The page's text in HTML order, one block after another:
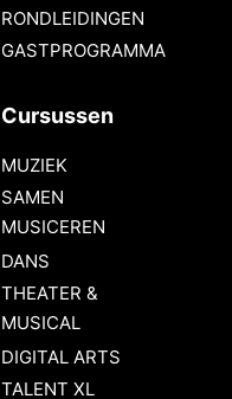
RONDLEIDINGEN
GASTPROGRAMMA
Cursussen
MUZIEK
SAMEN
MUSICEREN
DANS
THEATER &
MUSICAL
DIGITAL ARTS
TALENT XL